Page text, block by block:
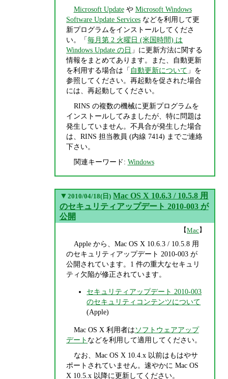
Microsoft Updateや Microsoft Windows
Software Update Services などを利用して更
新プログラムをインストールしてくださ
い。「毎月第 2 火曜日 (米国時間) は
Windows Update の日 」に更新方法に関する
情報をまとめてあります。また、自動更新
を利用する場合は「 自動更新について 」を
参照してください。再起動を促された場合
には、再起動してください。
RINS の複数の機械に更新プログラムを
インストールしてみましたが、特に問題は
発生していません。不具合が発生した場合
は、RINS 担当教員 (内線 7414) までご連絡
下さい。
関連キーワード: Windows
▼ 2010/04/18(日) Mac OS X 10.6.3 / 10.5.8 用
のセキュリティアップデート 2010-003 が
公開
【Mac】
Apple から、Mac OS X 10.6.3 / 10.5.8 用
のセキュリティアップデート 2010-003 が
公開されています。1 件の重大なセキュリ
ティ欠陥が修正されています。
セキュリティアップデート 2010-003
のセキュリティコンテンツについて
(Apple)
Mac OS X 利用者はソフトウェアアップ
デート などを利用して適用してください。
なお、Mac OS X 10.4.x 以前はもはやサ
ポートされていません。速やかに Mac OS
X 10.5.x 以降に更新してください。